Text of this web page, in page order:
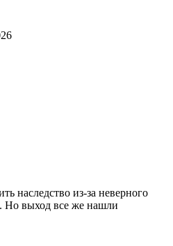
наследство из-за неверного
Но выход все же нашли